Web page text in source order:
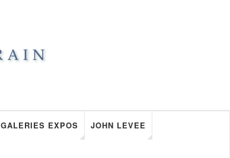
GALERIES EXPOS JOHN LEVEE